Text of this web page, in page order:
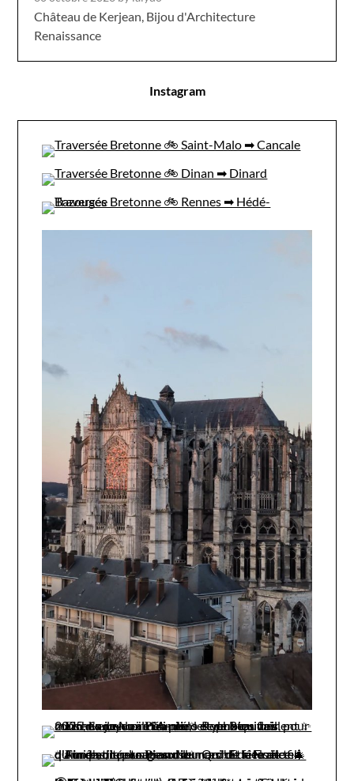
Château de Kerjean, Bijou d'Architecture
Renaissance
Instagram